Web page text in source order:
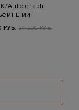
Autograph
и…
РУБ. 24 200 РУБ.